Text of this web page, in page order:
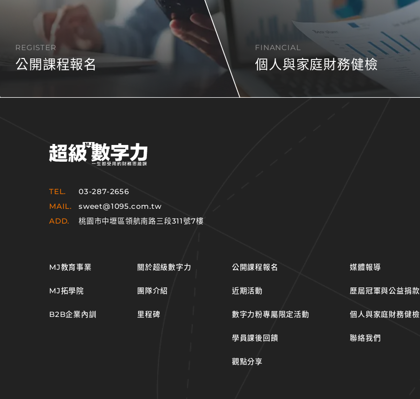
REGISTER
公開課程報名
FINANCIAL
個人與家庭財務健檢
TEL.
03-287-2656
MAIL.
sweet@1095.com.tw
ADD.
桃園市中壢區領航南路三段311號7樓
MJ教育事業
MJ拓學院
B2B企業內訓
關於超級數字力
團隊介紹
里程碑
公開課程報名
近期活動
數字力粉專屬限定活動
學員課後回饋
觀點分享
媒體報導
歷屆冠軍與公益捐款
個人與家庭財務健檢
聯絡我們